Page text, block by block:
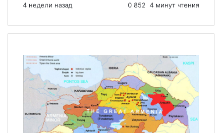
4 недели назад 0 852 4 минут чтения